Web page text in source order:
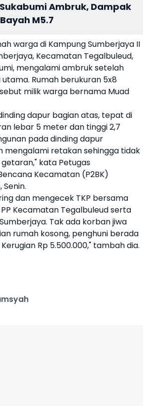
Ambruk, Dampak
M5.7
warga di Kampung Sumberjaya II
Kecamatan Tegalbuleud,
mengalami ambruk setelah
Rumah berukuran 5x8
milik warga bernama Muad
dapur bagian atas, tepat di
lebar 5 meter dan tinggi 2,7
pada dinding dapur
mengalami retakan sehingga tidak
kata Petugas
Kecamatan (P2BK)
Senin.
dan mengecek TKP bersama
Kecamatan Tegalbuleud serta
Tak ada korban jiwa
rumah kosong, penghuni berada
Rp 5.500.000," tambah dia.